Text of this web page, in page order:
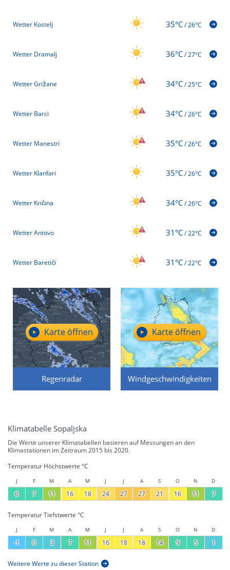
Wetter Kostelj 35°C/26°C
Wetter Dramalj 36°C/27°C
Wetter Grižane 34°C/25°C
Wetter Barci 34°C/26°C
Wetter Manestri 35°C/26°C
Wetter Klanfari 35°C/26°C
Wetter Kričina 34°C/26°C
Wetter Antovo 31°C/22°C
Wetter Baretići 31°C/22°C
Regenradar
Karte öffnen
Windgeschwindigkeiten
Karte öffnen
Klimatabelle Sopaljska
Die Werte unserer Klimatabellen basieren auf Messungen an den
Klimastationen im Zeitraum 2015 bis 2020.
Temperatur Höchstwerte °C
J F M A M J J A S O N D
6 7 11 16 18 24 27 27 21 16 11 7
Temperatur Tiefstwerte °C
J F M A M J J A S O N D
-1 0 3 7 11 16 18 18 14 9 5 1
Weitere Werte zu dieser Station